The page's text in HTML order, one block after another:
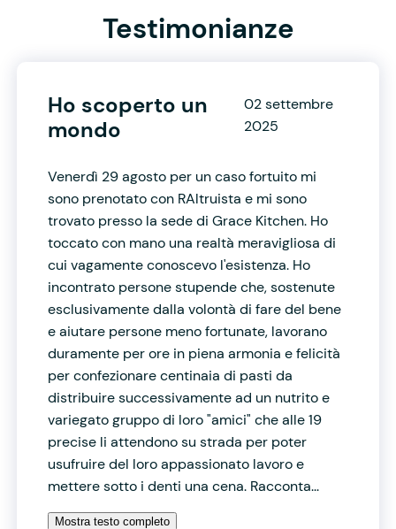
Testimonianze
Ho scoperto un
mondo
02 settembre
2025
Venerdì 29 agosto per un caso fortuito mi
sono prenotato con RAltruista e mi sono
trovato presso la sede di Grace Kitchen. Ho
toccato con mano una realtà meravigliosa di
cui vagamente conoscevo l'esistenza. Ho
incontrato persone stupende che, sostenute
esclusivamente dalla volontà di fare del bene
e aiutare persone meno fortunate, lavorano
duramente per ore in piena armonia e felicità
per confezionare centinaia di pasti da
distribuire successivamente ad un nutrito e
variegato gruppo di loro "amici" che alle 19
precise li attendono su strada per poter
usufruire del loro appassionato lavoro e
mettere sotto i denti una cena. Racconta...
Mostra testo completo